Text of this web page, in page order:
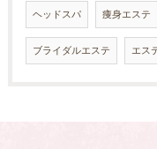
ヘッドスパ 痩身エステ
ブライダルエステ エス